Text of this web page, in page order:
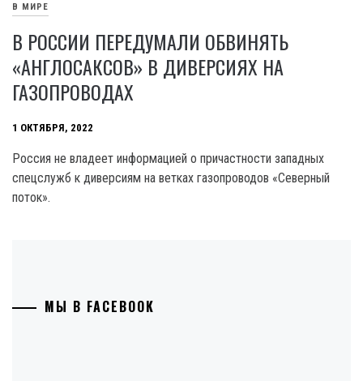
В МИРЕ
В РОССИИ ПЕРЕДУМАЛИ ОБВИНЯТЬ
«АНГЛОСАКСОВ» В ДИВЕРСИЯХ НА
ГАЗОПРОВОДАХ
1 ОКТЯБРЯ, 2022
Россия не владеет информацией о причастности западных
спецслужб к диверсиям на ветках газопроводов «Северный
поток».
МЫ В FACEBOOK